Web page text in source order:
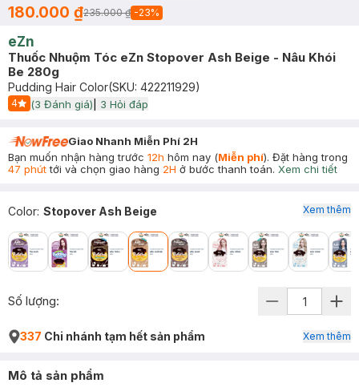
180.000 ₫235.000 ₫ -23%
eZn
Thuốc Nhuộm Tóc eZn Stopover Ash Beige - Nâu Khói
Be 280g
Pudding Hair Color(SKU: 422211929)
4
Start Icon
(3 Đánh giá) 3 Hỏi đáp
Giao Nhanh Miễn Phí 2H
Bạn muốn nhận hàng trước 12h hôm nay (Miễn phí). Đặt hàng trong
47 phúttới và chọn giao hàng 2H ở bước thanh toán. Xem chi tiết
Color: Stopover Ash Beige Xem thêm
Số lượng:
337 Chi nhánh tạm hết sản phẩm Xem thêm
Mô tả sản phẩm